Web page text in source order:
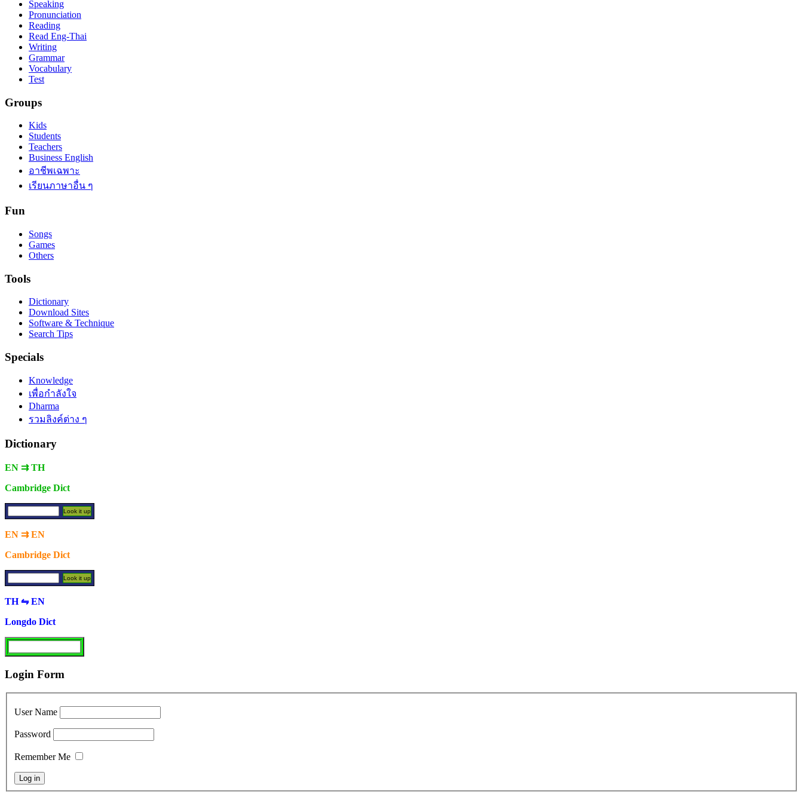
Speaking
Pronunciation
Reading
Read Eng-Thai
Writing
Grammar
Vocabulary
Test
Groups
Kids
Students
Teachers
Business English
อาชีพเฉพาะ
เรียนภาษาอื่น ๆ
Fun
Songs
Games
Others
Tools
Dictionary
Download Sites
Software & Technique
Search Tips
Specials
Knowledge
เพื่อกำลังใจ
Dharma
รวมลิงค์ต่าง ๆ
Dictionary
EN ⇉ TH
Cambridge Dict
EN ⇉ EN
Cambridge Dict
TH ⇋ EN
Longdo Dict
Login Form
User Name
Password
Remember Me